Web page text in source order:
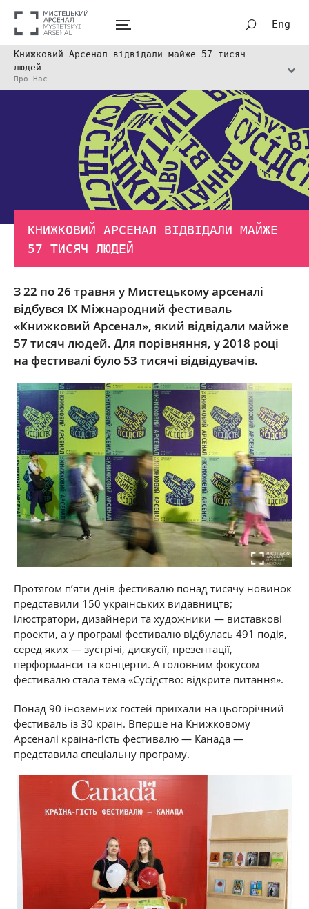
Eng
Книжковий Арсенал відвідали майже 57 тисяч
людей
Про Нас
КНИЖКОВИЙ АРСЕНАЛ ВІДВІДАЛИ МАЙЖЕ
57 ТИСЯЧ ЛЮДЕЙ
З 22 по 26 травня у Мистецькому арсеналі
відбувся IX Міжнародний фестиваль
«Книжковий Арсенал», який відвідали майже
57 тисяч людей. Для порівняння, у 2018 році
на фестивалі було 53 тисячі відвідувачів.
Протягом п’яти днів фестивалю понад тисячу новинок
представили 150 українських видавництв;
ілюстратори, дизайнери та художники — виставкові
проекти, а у програмі фестивалю відбулась 491 подія,
серед яких — зустрічі, дискусії, презентації,
перформанси та концерти. А головним фокусом
фестивалю стала тема «Сусідство: відкрите питання».
Понад 90 іноземних гостей приїхали на цьогорічний
фестиваль із 30 країн. Вперше на Книжковому
Арсеналі країна-гість фестивалю — Канада —
представила спеціальну програму.